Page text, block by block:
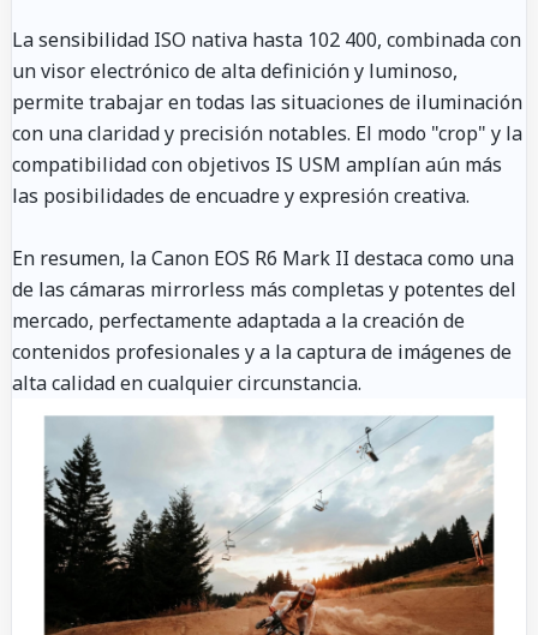
La sensibilidad ISO nativa hasta 102 400, combinada con
un visor electrónico de alta definición y luminoso,
permite trabajar en todas las situaciones de iluminación
con una claridad y precisión notables. El modo "crop" y la
compatibilidad con objetivos IS USM amplían aún más
las posibilidades de encuadre y expresión creativa.
En resumen, la Canon EOS R6 Mark II destaca como una
de las cámaras mirrorless más completas y potentes del
mercado, perfectamente adaptada a la creación de
contenidos profesionales y a la captura de imágenes de
alta calidad en cualquier circunstancia.